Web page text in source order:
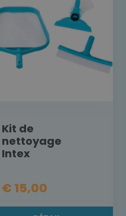
Kit de
nettoyage
Intex
€ 15,00